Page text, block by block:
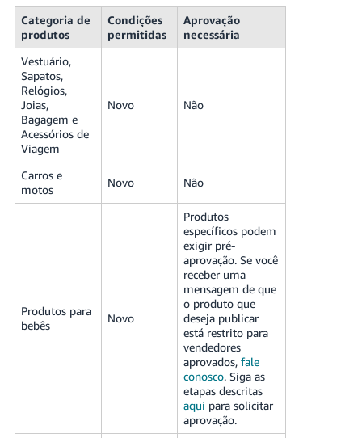
Categoria de
produtos
Condições
permitidas
Aprovação
necessária
Vestuário,
Sapatos,
Relógios,
Joias,
Bagagem e
Acessórios de
Viagem
Novo Não
Carros e
motos
Novo Não
Produtos para
bebês
Novo
Produtos
específicos podem
exigir pré-
aprovação. Se você
receber uma
mensagem de que
o produto que
deseja publicar
está restrito para
vendedores
aprovados, fale
conosco. Siga as
etapas descritas
aqui para solicitar
aprovação.